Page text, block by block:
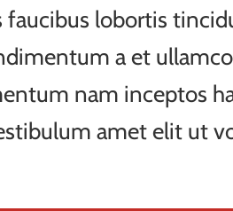
faucibus lobortis
a et
nam inceptos
amet elit ut